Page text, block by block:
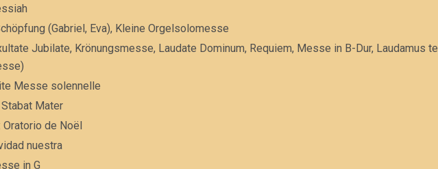
(Gabriel, Eva), Kleine Orgelsolomesse
Jubilate, Krönungsmesse, Laudate Dominum, Requiem, Messe in B-Dur, Laudamus te
Messe solennelle
Mater
de Noël
nuestra
in G